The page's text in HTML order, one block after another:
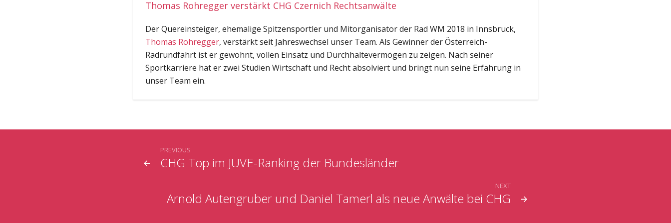
Thomas Rohregger verstärkt CHG Czernich Rechtsanwälte
Der Quereinsteiger, ehemalige Spitzensportler und Mitorganisator der Rad WM 2018 in Innsbruck,
Thomas Rohregger, verstärkt seit Jahreswechsel unser Team. Als Gewinner der Österreich-
Radrundfahrt ist er gewohnt, vollen Einsatz und Durchhaltevermögen zu zeigen. Nach seiner
Sportkarriere hat er zwei Studien Wirtschaft und Recht absolviert und bringt nun seine Erfahrung in
unser Team ein.
CHG Top im JUVE-Ranking der Bundesländer
PREVIOUS
Arnold Autengruber und Daniel Tamerl als neue Anwälte bei CHG
NEXT